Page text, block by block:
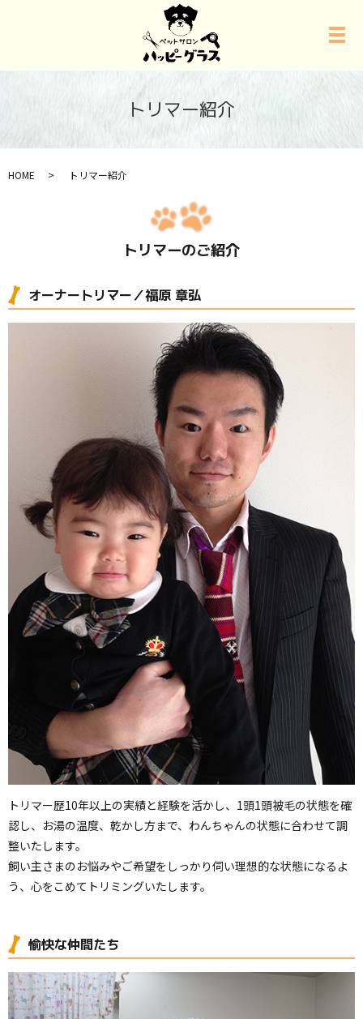
トリマー紹介
HOME トリマー紹介
トリマーのご紹介
オーナートリマー／福原 章弘
トリマー歴10年以上の実績と経験を活かし、1頭1頭被毛の状態を確
認し、お湯の温度、乾かし方まで、わんちゃんの状態に合わせて調
整いたします。
飼い主さまのお悩みやご希望をしっかり伺い理想的な状態になるよ
う、心をこめてトリミングいたします。
愉快な仲間たち